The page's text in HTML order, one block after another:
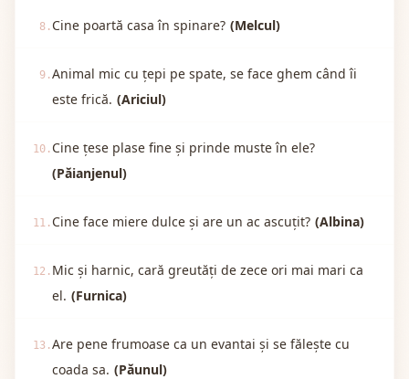
8. Cine poartă casa în spinare? (Melcul)
9.Animal mic cu țepi pe spate, se face ghem când îi
este frică. (Ariciul)
10. Cine țese plase fine și prinde muste în ele?
(Păianjenul)
11. Cine face miere dulce și are un ac ascuțit? (Albina)
12. Mic și harnic, cară greutăți de zece ori mai mari ca
el. (Furnica)
13.Are pene frumoase ca un evantai și se fălește cu
coada sa. (Păunul)